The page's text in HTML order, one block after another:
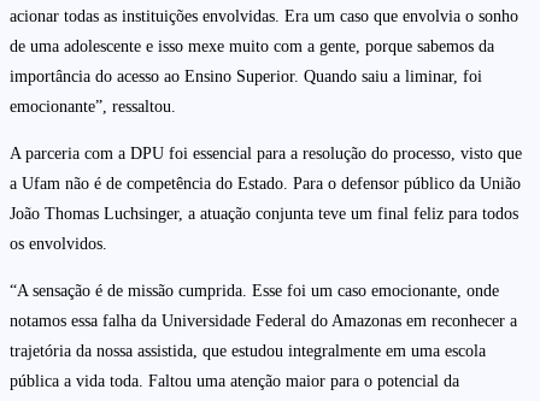
acionar todas as instituições envolvidas. Era um caso que envolvia o sonho
de uma adolescente e isso mexe muito com a gente, porque sabemos da
importância do acesso ao Ensino Superior. Quando saiu a liminar, foi
emocionante”, ressaltou.
A parceria com a DPU foi essencial para a resolução do processo, visto que
a Ufam não é de competência do Estado. Para o defensor público da União
João Thomas Luchsinger, a atuação conjunta teve um final feliz para todos
os envolvidos.
“A sensação é de missão cumprida. Esse foi um caso emocionante, onde
notamos essa falha da Universidade Federal do Amazonas em reconhecer a
trajetória da nossa assistida, que estudou integralmente em uma escola
pública a vida toda. Faltou uma atenção maior para o potencial da